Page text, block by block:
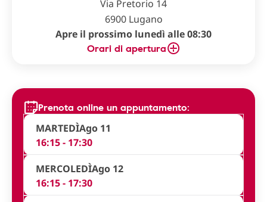
Via Pretorio 14
6900 Lugano
Apre il prossimo lunedì alle 08:30
Orari di apertura
Prenota online un appuntamento:
MARTEDÌAgo 11
16:15 - 17:30
MERCOLEDÌAgo 12
16:15 - 17:30